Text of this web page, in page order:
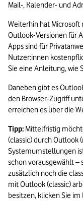
Mail-, Kalender- und
Weiterhin hat Microsoft
Outlook-Versionen für
Apps sind für
Nutzer:innen
Sie eine Anleitung, wie
Daneben gibt es
den Browser-Zugriff
erreichen es über die
Tipp: Mittelfristig
(classic) durch Outlook
Systemumstellungen
schon vorausgewählt –
zusätzlich noch die
mit Outlook (classic)
besitzen, klicken Sie